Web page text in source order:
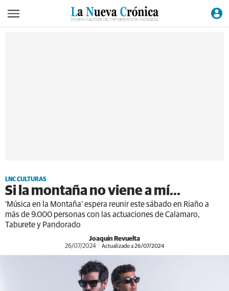
LNC CULTURAS
Si la montaña no viene a mí...
‘Música en la Montaña’ espera reunir este sábado en Riaño a
más de 9.000 personas con las actuaciones de Calamaro,
Taburete y Pandorado
Joaquín Revuelta
26/07/2024 Actualizado a 26/07/2024